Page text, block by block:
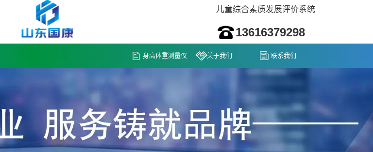
13616379298
儿童综合素质发展评价系统
身高体重测量仪 关于我们 联系我们